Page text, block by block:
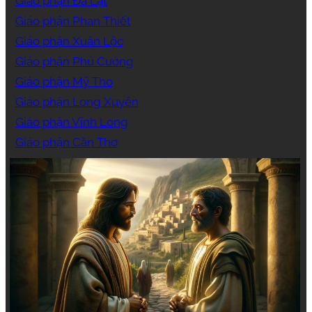
Giáo phận Phan Thiết
Giáo phận Xuân Lộc
Giáo phận Phú Cường
Giáo phận Mỹ Tho
Giáo phận Long Xuyên
Giáo phận Vĩnh Long
Giáo phận Cần Thơ